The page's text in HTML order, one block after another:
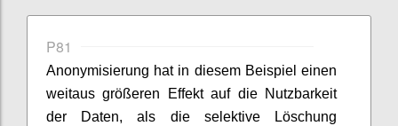
P81
Anonymisierung hat in diesem Beispiel einen
weitaus größeren Effekt auf die Nutzbarkeit
der Daten, als die selektive Löschung